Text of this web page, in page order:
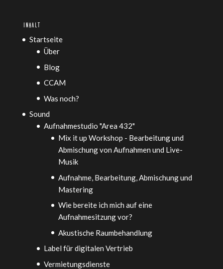
INHALT
Startseite
Über
Blog
CCAM
Was noch?
Sound
Aufnahmestudio "Area 432"
Mix it up Workshop - Bearbeitung und
Abmischung von Aufnahmen und Live-
Musik
Aufnahme, Bearbeitung, Abmischung und
Mastering
Wie bereite ich mich auf eine
Aufnahmesitzung vor?
Akustische Raumbehandlung
Label für digitalen Vertrieb
Vermietungsdienste